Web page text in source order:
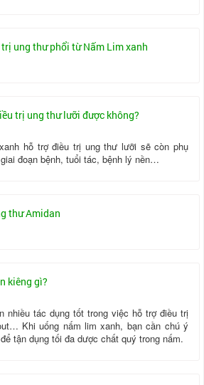
ung thư phổi từ Nấm Lim xanh
trị ung thư lưỡi được không?
hỗ trợ điều trị ung thư lưỡi sẽ còn phụ
đoạn bệnh, tuổi tác, bệnh lý nền…
thư Amidan
kiêng gì?
nhiều tác dụng tốt trong việc hỗ trợ điều trị
Khi uống nấm lim xanh, bạn cần chú ý
tận dụng tối đa dược chất quý trong nấm.